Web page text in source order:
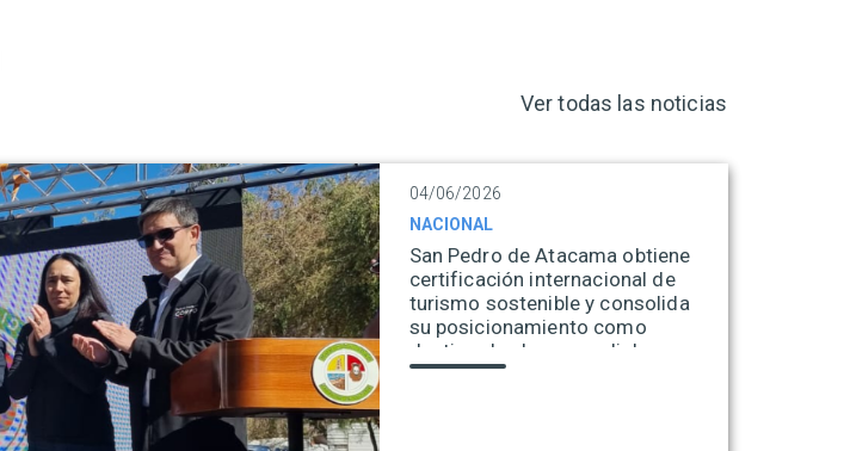
Ver todas las noticias
04/06/2026
NACIONAL
San Pedro de Atacama obtiene
certificación internacional de
turismo sostenible y consolida
su posicionamiento como
destino de clase mundial